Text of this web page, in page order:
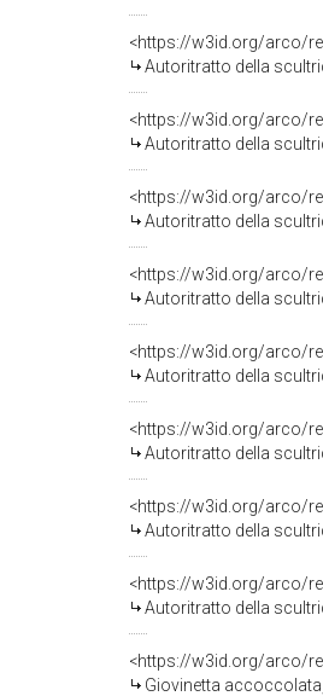
<https://w3id.org/arco/
Autoritratto della
<https://w3id.org/arco/
Autoritratto della
<https://w3id.org/arco/
Autoritratto della
<https://w3id.org/arco/
Autoritratto della
<https://w3id.org/arco/
Autoritratto della
<https://w3id.org/arco/
Autoritratto della
<https://w3id.org/arco/
Autoritratto della
<https://w3id.org/arco/
Autoritratto della
<https://w3id.org/arco/
Giovinetta